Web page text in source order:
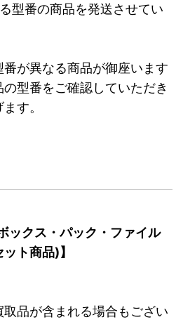
型番の商品を発送させてい
が異なる商品が御座います
型番をご確認していただき
す。
ックス・パック・ファイル
ト商品)】
品が含まれる場合もござい